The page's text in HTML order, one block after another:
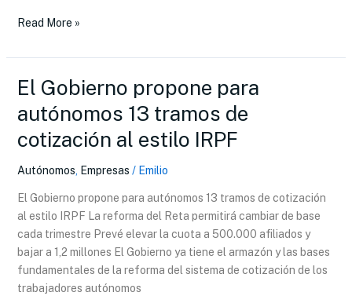
de
Read More »
El Gobierno propone para
autónomos 13 tramos de
cotización al estilo IRPF
Autónomos, Empresas / Emilio
El Gobierno propone para autónomos 13 tramos de cotización
al estilo IRPF La reforma del Reta permitirá cambiar de base
cada trimestre Prevé elevar la cuota a 500.000 afiliados y
bajar a 1,2 millones El Gobierno ya tiene el armazón y las bases
fundamentales de la reforma del sistema de cotización de los
trabajadores autónomos
El
propone
para
13
tramos
de
cotización
al
estilo
IRPF